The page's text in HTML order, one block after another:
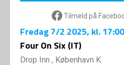
Tilmeld på
Fredag7/2 2025, kl. 17:00
Four On Six (IT)
Drop Inn , København K